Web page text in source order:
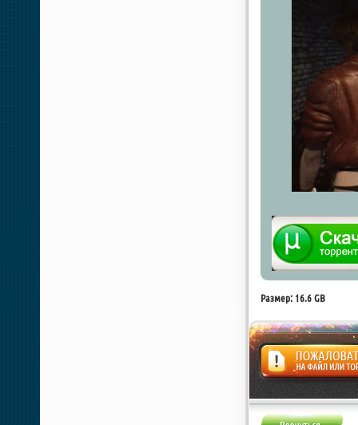
Размер: 16.6 GB
Жалоба